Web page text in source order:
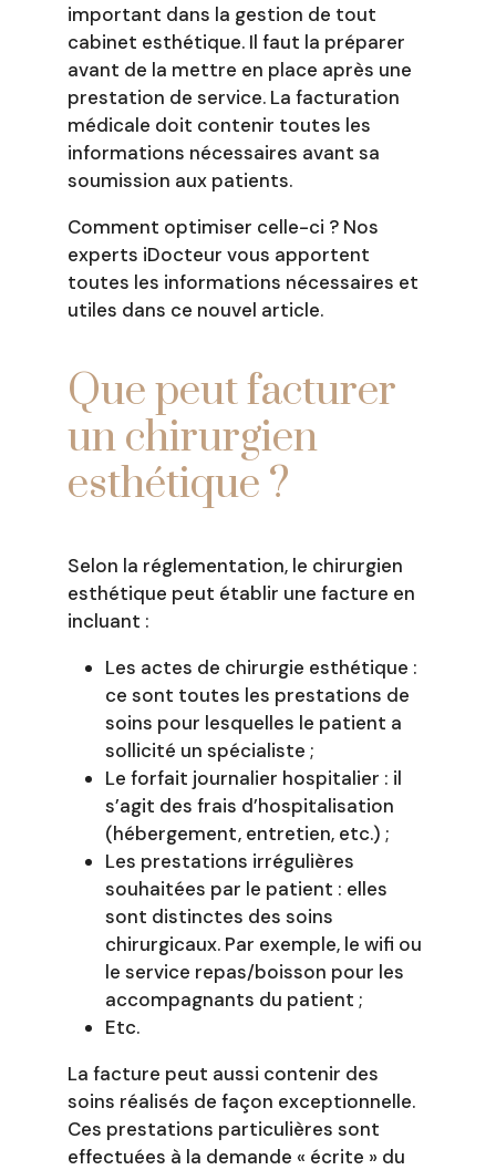
important dans la gestion de tout
cabinet esthétique. Il faut la préparer
avant de la mettre en place après une
prestation de service. La facturation
médicale doit contenir toutes les
informations nécessaires avant sa
soumission aux patients.
Comment optimiser celle-ci ? Nos
experts iDocteur vous apportent
toutes les informations nécessaires et
utiles dans ce nouvel article.
Que peut facturer
un chirurgien
esthétique ?
Selon la réglementation, le chirurgien
esthétique peut établir une facture en
incluant :
Les actes de chirurgie esthétique :
ce sont toutes les prestations de
soins pour lesquelles le patient a
sollicité un spécialiste ;
Le forfait journalier hospitalier : il
s’agit des frais d’hospitalisation
(hébergement, entretien, etc.) ;
Les prestations irrégulières
souhaitées par le patient : elles
sont distinctes des soins
chirurgicaux. Par exemple, le wifi ou
le service repas/boisson pour les
accompagnants du patient ;
Etc.
La facture peut aussi contenir des
soins réalisés de façon exceptionnelle.
Ces prestations particulières sont
effectuées à la demande « écrite » du